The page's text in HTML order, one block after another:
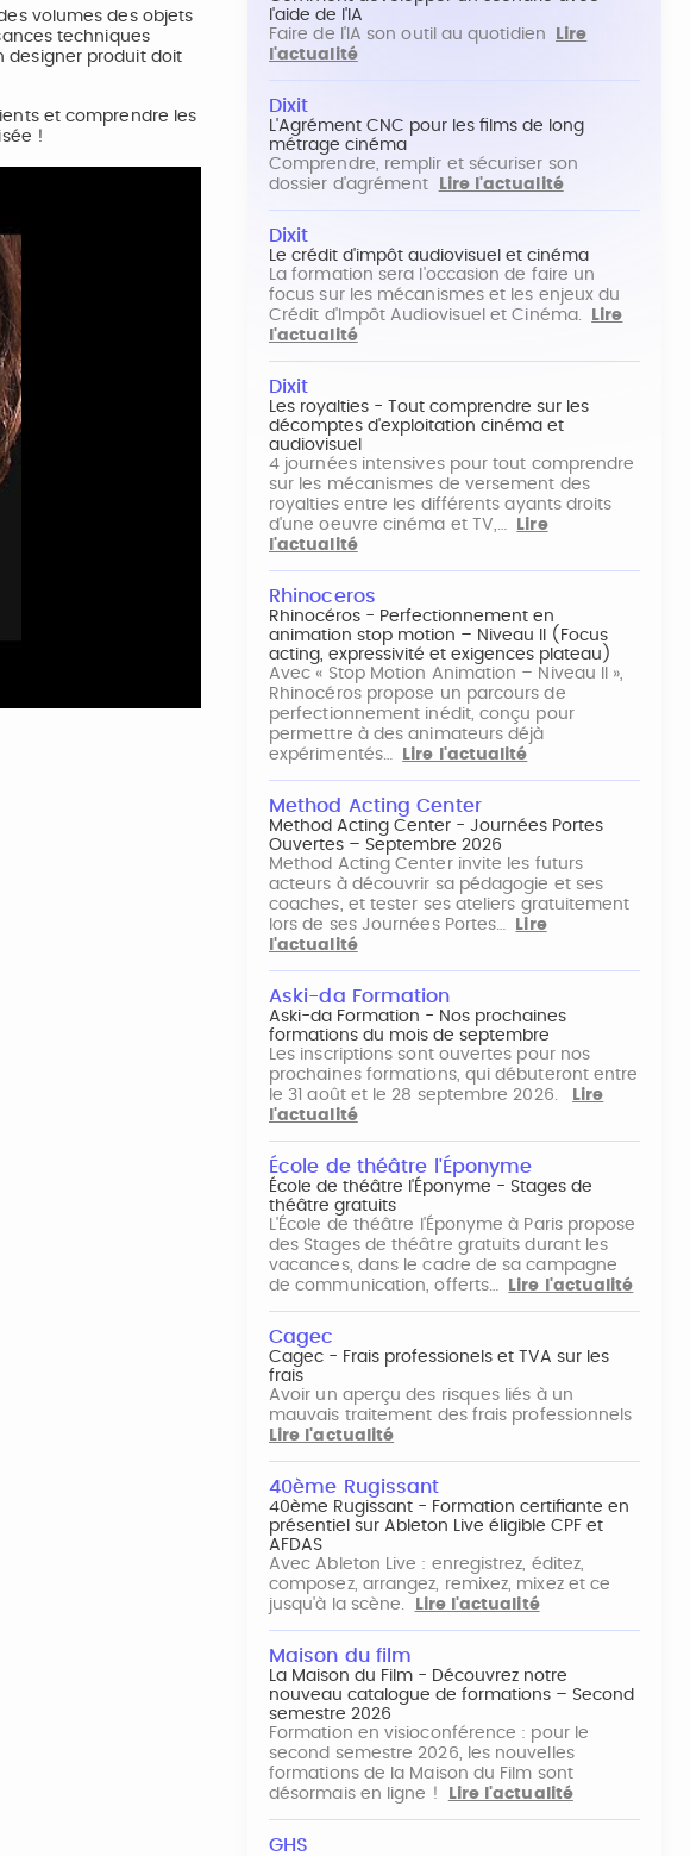
volumes des objets
techniques
designer produit doit
et comprendre les
!
l'aide de l'IA
Faire de l'IA son outil au quotidien
Lire
l'actualité
Dixit
L'Agrément CNC pour les films de long
métrage cinéma
Comprendre, remplir et sécuriser son
dossier d'agrément
Lire l'actualité
Dixit
Le crédit d'impôt audiovisuel et cinéma
La formation sera l'occasion de faire un
focus sur les mécanismes et les enjeux du
Crédit d'Impôt Audiovisuel et Cinéma.
Lire
l'actualité
Dixit
Les royalties - Tout comprendre sur les
décomptes d'exploitation cinéma et
audiovisuel
4 journées intensives pour tout comprendre
sur les mécanismes de versement des
royalties entre les différents ayants droits
d'une oeuvre cinéma et TV,…
Lire
l'actualité
Rhinoceros
Rhinocéros - Perfectionnement en
animation stop motion – Niveau II (Focus
acting, expressivité et exigences plateau)
Avec « Stop Motion Animation – Niveau II »,
Rhinocéros propose un parcours de
perfectionnement inédit, conçu pour
permettre à des animateurs déjà
expérimentés…
Lire l'actualité
Method Acting Center
Method Acting Center - Journées Portes
Ouvertes – Septembre 2026
Method Acting Center invite les futurs
acteurs à découvrir sa pédagogie et ses
coaches, et tester ses ateliers gratuitement
lors de ses Journées Portes…
Lire
l'actualité
Aski-da Formation
Aski-da Formation - Nos prochaines
formations du mois de septembre
Les inscriptions sont ouvertes pour nos
prochaines formations, qui débuteront entre
le 31 août et le 28 septembre 2026.
Lire
l'actualité
École de théâtre l'Éponyme
École de théâtre l'Éponyme - Stages de
théâtre gratuits
L'École de théâtre l'Éponyme à Paris propose
des Stages de théâtre gratuits durant les
vacances, dans le cadre de sa campagne
de communication, offerts…
Lire l'actualité
Cagec
Cagec - Frais professionels et TVA sur les
frais
Avoir un aperçu des risques liés à un
mauvais traitement des frais professionnels
Lire l'actualité
40ème Rugissant
40ème Rugissant - Formation certifiante en
présentiel sur Ableton Live éligible CPF et
AFDAS
Avec Ableton Live : enregistrez, éditez,
composez, arrangez, remixez, mixez et ce
jusqu'à la scène.
Lire l'actualité
Maison du film
La Maison du Film - Découvrez notre
nouveau catalogue de formations – Second
semestre 2026
Formation en visioconférence : pour le
second semestre 2026, les nouvelles
formations de la Maison du Film sont
désormais en ligne !
Lire l'actualité
GHS